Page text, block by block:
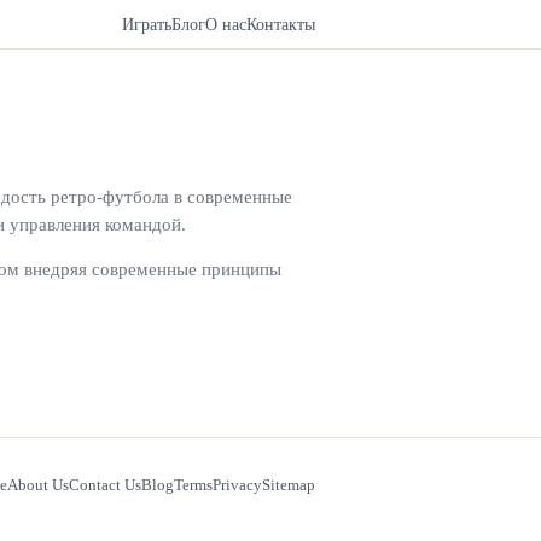
ИгратьБлогО насКонтакты
ретро-футбола в современные
управления командой.
внедряя современные принципы
About UsContact UsBlogTermsPrivacySitemap